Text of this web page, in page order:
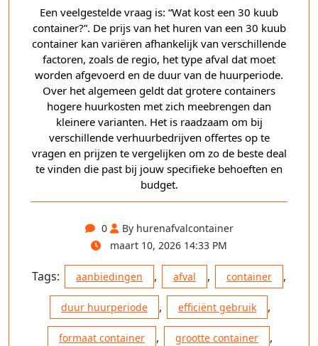
Een veelgestelde vraag is: “Wat kost een 30 kuub
container?”. De prijs van het huren van een 30 kuub
container kan variëren afhankelijk van verschillende
factoren, zoals de regio, het type afval dat moet
worden afgevoerd en de duur van de huurperiode.
Over het algemeen geldt dat grotere containers
hogere huurkosten met zich meebrengen dan
kleinere varianten. Het is raadzaam om bij
verschillende verhuurbedrijven offertes op te
vragen en prijzen te vergelijken om zo de beste deal
te vinden die past bij jouw specifieke behoeften en
budget.
0
By hurenafvalcontainer
maart 10, 2026 14:33 PM
Tags: aanbiedingen , afval , container ,
duur huurperiode , efficiënt gebruik ,
formaat container , grootte container ,